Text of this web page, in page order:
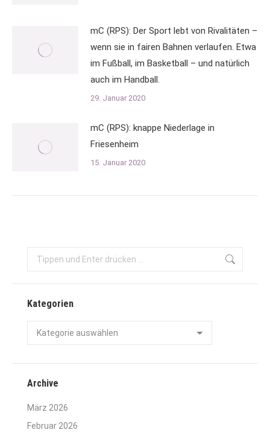
mC (RPS): Der Sport lebt von Rivalitäten –
wenn sie in fairen Bahnen verlaufen. Etwa
im Fußball, im Basketball – und natürlich
auch im Handball.
29. Januar 2020
mC (RPS): knappe Niederlage in
Friesenheim
15. Januar 2020
Search:
Kategorien
Kategorien
Archive
März 2026
Februar 2026